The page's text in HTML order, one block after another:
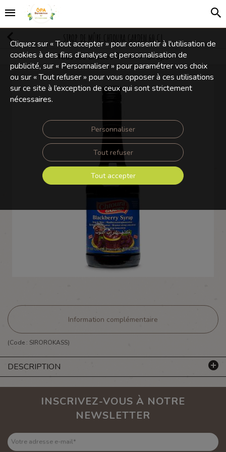
SIROP DE MÛRE CHTOURA GARDEN 60 CL
Tous les articles
Boissons, cafés et thés
Sirops
Information complémentaire
(Code : SIROROKASS)
DESCRIPTION
Cliquez sur « Tout accepter » pour consentir à l'utilisation de
cookies à des fins d’analyse et personnalisation de
publicité, sur « Personnaliser » pour paramétrer vos choix
ou sur « Tout refuser » pour vous opposer à ces utilisations
sur ce site à l’exception de ceux qui sont strictement
nécessaires.
Personnaliser
Tout refuser
Tout accepter
INSCRIVEZ-VOUS À NOTRE
NEWSLETTER
Votre adresse e-mail*